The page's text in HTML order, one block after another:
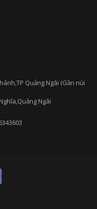
Quảng Ngãi (Gần núi
Ngãi